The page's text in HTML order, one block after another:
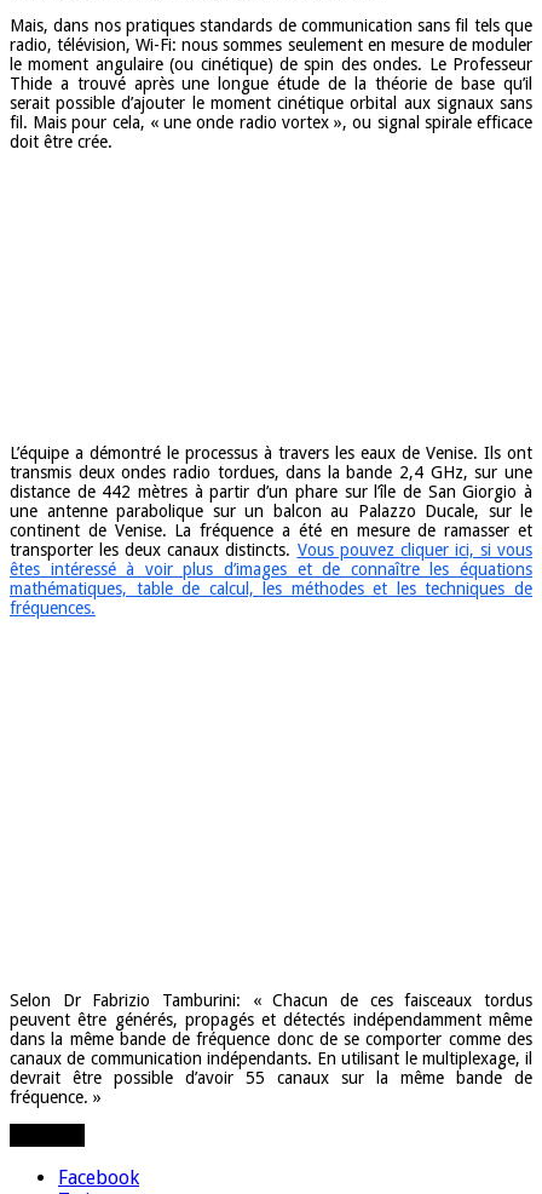
Mais, dans nos pratiques standards de communication sans fil tels que
radio, télévision, Wi-Fi: nous sommes seulement en mesure de moduler
le moment angulaire (ou cinétique) de spin des ondes. Le Professeur
Thide a trouvé après une longue étude de la théorie de base qu’il
serait possible d’ajouter le moment cinétique orbital aux signaux sans
fil. Mais pour cela, « une onde radio vortex », ou signal spirale efficace
doit être crée.
L’équipe a démontré le processus à travers les eaux de Venise. Ils ont
transmis deux ondes radio tordues, dans la bande 2,4 GHz, sur une
distance de 442 mètres à partir d’un phare sur l’île de San Giorgio à
une antenne parabolique sur un balcon au Palazzo Ducale, sur le
continent de Venise. La fréquence a été en mesure de ramasser et
transporter les deux canaux distincts. Vous pouvez cliquer ici, si vous
êtes intéressé à voir plus d’images et de connaître les équations
mathématiques, table de calcul, les méthodes et les techniques de
fréquences.
Selon Dr Fabrizio Tamburini: « Chacun de ces faisceaux tordus
peuvent être générés, propagés et détectés indépendamment même
dans la même bande de fréquence donc de se comporter comme des
canaux de communication indépendants. En utilisant le multiplexage, il
devrait être possible d’avoir 55 canaux sur la même bande de
fréquence. »
Facebook